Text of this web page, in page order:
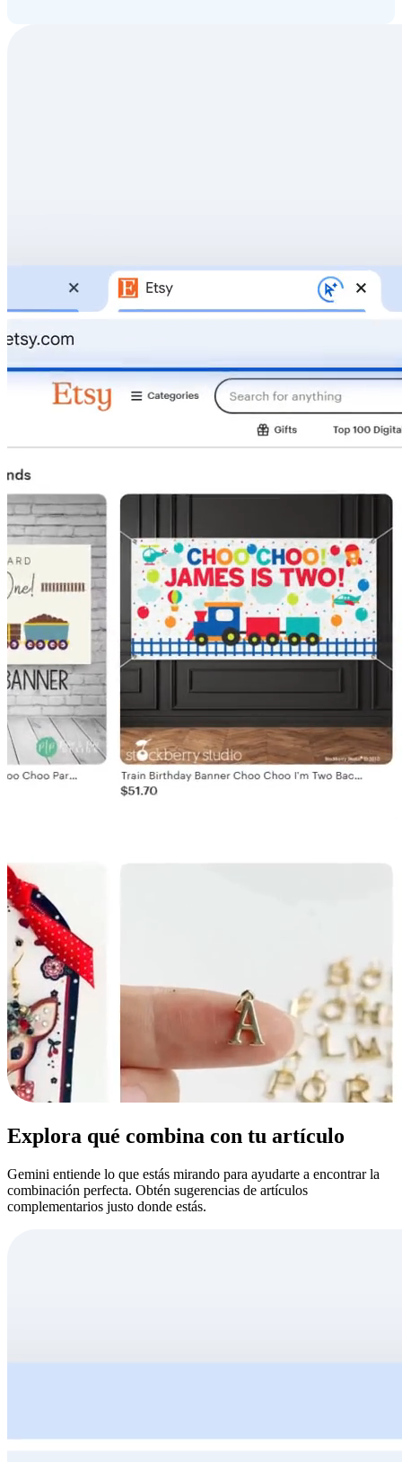
Explora qué combina con tu artículo
Gemini entiende lo que estás mirando para ayudarte a encontrar la
combinación perfecta. Obtén sugerencias de artículos
complementarios justo donde estás.